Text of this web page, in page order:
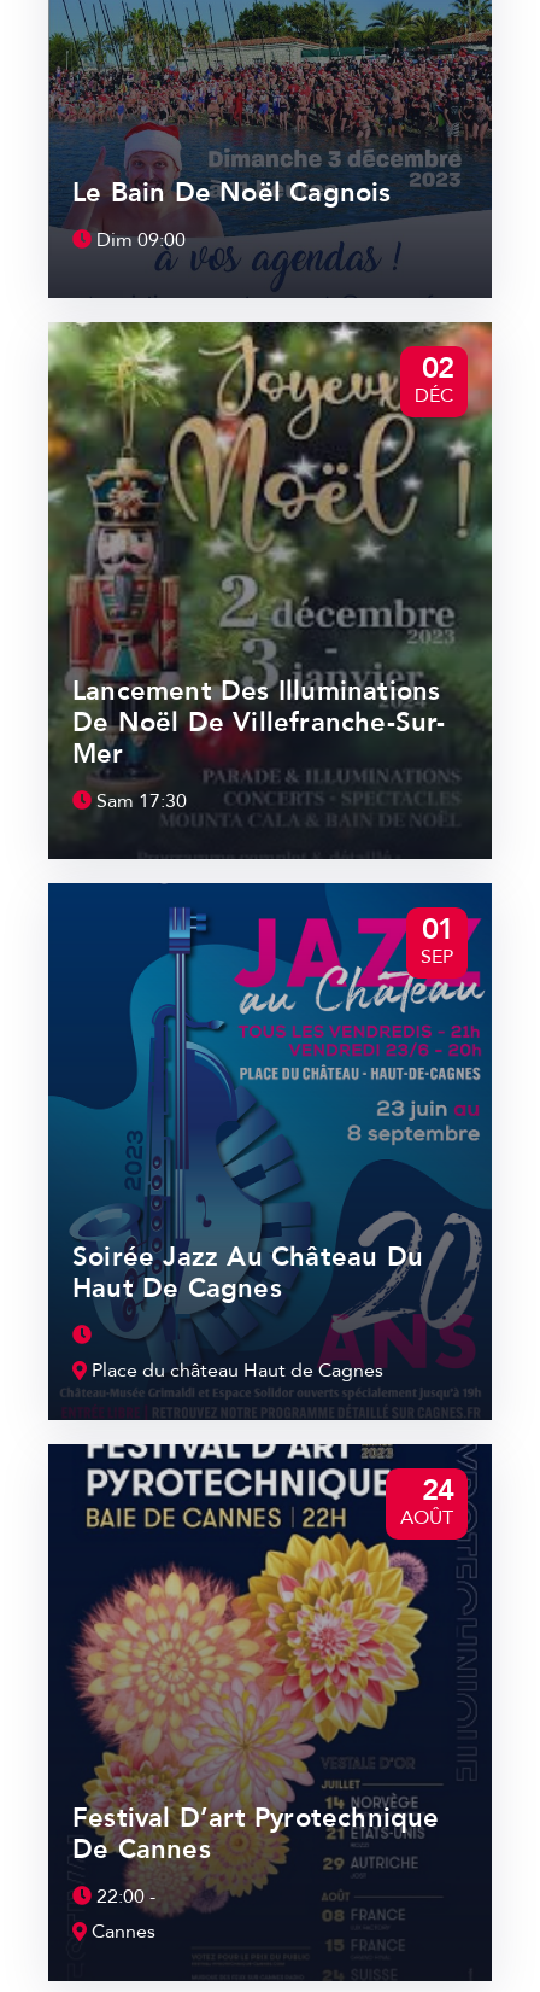
Le Bain De Noël Cagnois
Dim09:00
02
DÉC
Lancement Des Illuminations
De Noël De Villefranche-Sur-
Mer
Sam 17:30
01
SEP
Soirée Jazz Au Château Du
Haut De Cagnes
Place du château Haut de Cagnes
24
AOÛT
Festival D’art Pyrotechnique
De Cannes
22:00 -
Cannes